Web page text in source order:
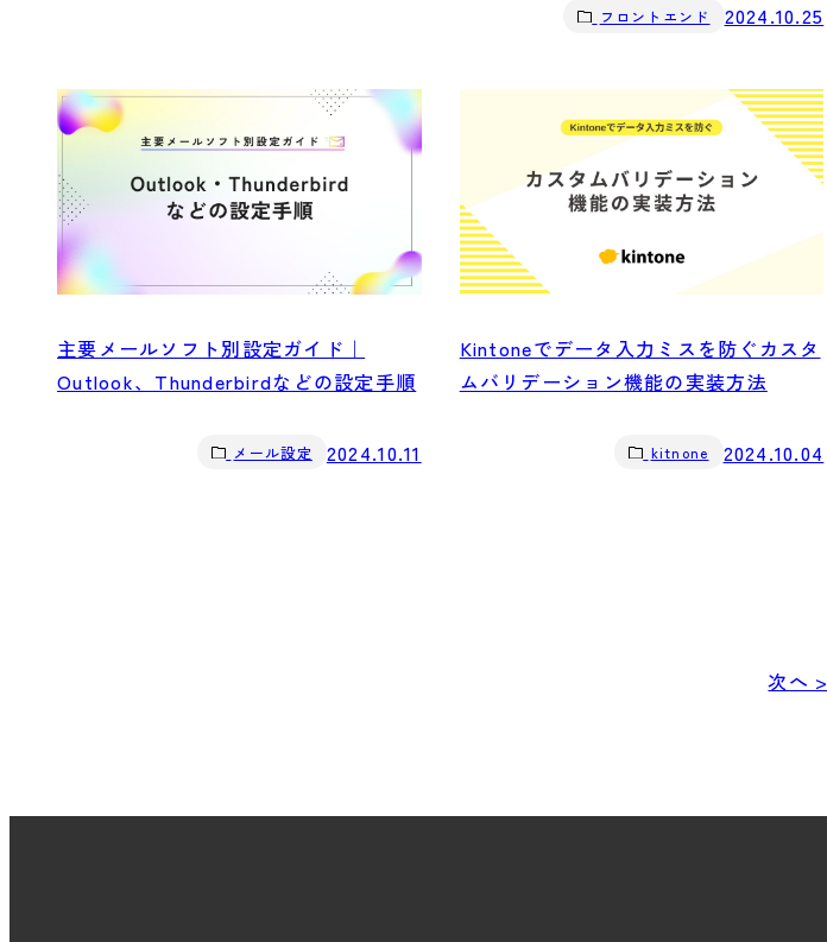
フロントエンド 2024.10.25
主要メールソフト別設定ガイド｜
Outlook、Thunderbirdなどの設定手順
メール設定 2024.10.11
Kintoneでデータ入力ミスを防ぐカスタ
ムバリデーション機能の実装方法
kitnone 2024.10.04
次へ >